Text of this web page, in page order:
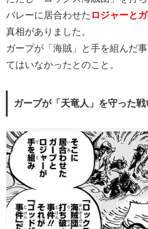
バレーに居合わせた ロジャーと
真相がありました。
ガープが「 海賊
・・
」と手を組んだ
てはいなかったとのこと。
ガープが「天竜人」を守った戦